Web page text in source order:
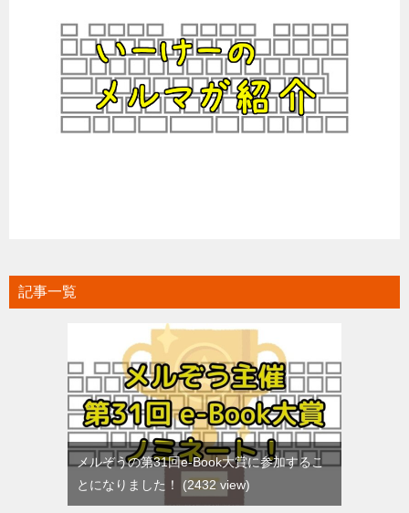
記事一覧
メルぞうの第31回e-Book大賞に参加するこ
とになりました！
2432 view